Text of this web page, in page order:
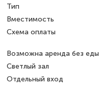
Тип
Вместимость
Схема оплаты
Возможна аренда без еды
Светлый зал
Отдельный вход